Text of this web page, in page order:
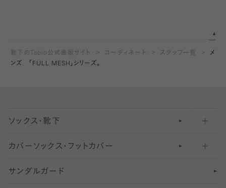
靴下のTabio公式通販サイト コーディネート スタッフ一覧
メ
ンズ 「FULL MESH」シリーズ。
ソックス・靴下
五本指ソックス・靴下
足袋ソックス・靴下
カバーソックス・フットカバー
フットカバー・カバーソックス（深め）
サンダルガード